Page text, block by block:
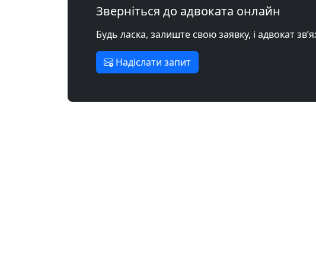
Зверніться до адвоката онлайн
Будь ласка, залиште свою заявку, і адвокат
Надіслати запит